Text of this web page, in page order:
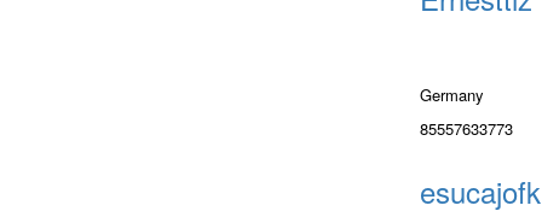
Germany
85557633773